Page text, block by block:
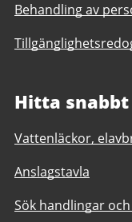
Behandling av
Hitta snabbt
Vattenläckor,
Anslagstavla
Sök handlingar